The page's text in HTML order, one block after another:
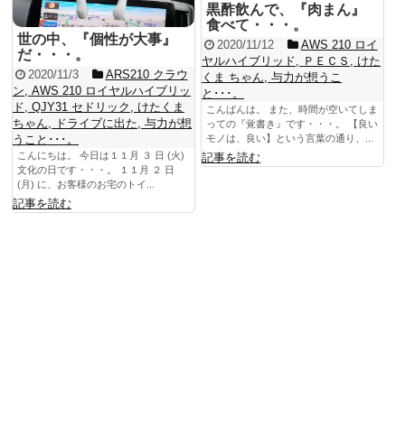
黒酢飲んで、『肉まん』
食べて・・・。
2020/11/12
AWS 210 ロイ
ヤルハイブリッド
ＰＥＣＳ
けた
くま ちゃん ,与力が想うこ
と･･･。
こんばんは。 また、時間が空いてしま
っての『覚書き』です・・・。 【良い
モノは、良い】という言葉の通り、...
記事を読む
世の中、『個性が大事』
だ・・・。
2020/11/3
ARS210 クラウ
ン AWS 210 ロイヤルハイブリッ
ド QJY31 セドリック
けたくま
ちゃん
ドライブに出た 与力が想
うこと･･･。
こんにちは。 今日は１１月 ３ 日 (火)
文化の日です・・・。 １１月 ２ 日
(月) に、お客様のお宅のトイ...
記事を読む